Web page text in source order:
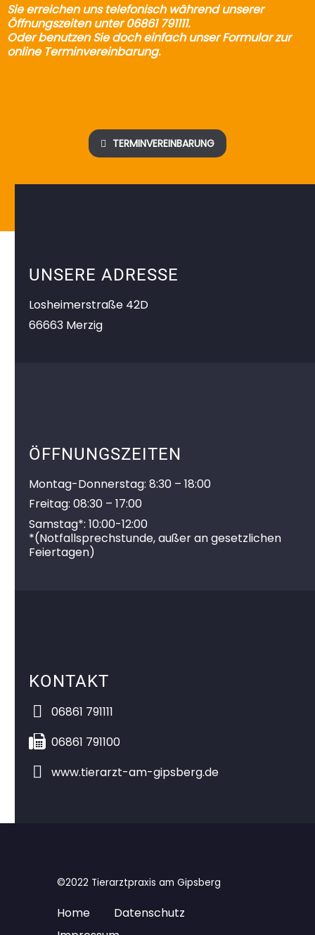
Sie erreichen uns telefonisch während unserer
Öffnungszeiten unter 06861 791111.
Oder benutzen Sie doch einfach unser Formular zur
online Terminvereinbarung.
 TERMINVEREINBARUNG
UNSERE ADRESSE
Losheimerstraße 42D
66663 Merzig
ÖFFNUNGSZEITEN
Montag-Donnerstag: 8:30 – 18:00
Freitag: 08:30 – 17:00
Samstag*: 10:00-12:00
*(Notfallsprechstunde, außer an gesetzlichen
Feiertagen)
KONTAKT

 06861 791111

 06861 791100

 www.tierarzt-am-gipsberg.de
©2022 Tierarztpraxis am Gipsberg
Home
Datenschutz